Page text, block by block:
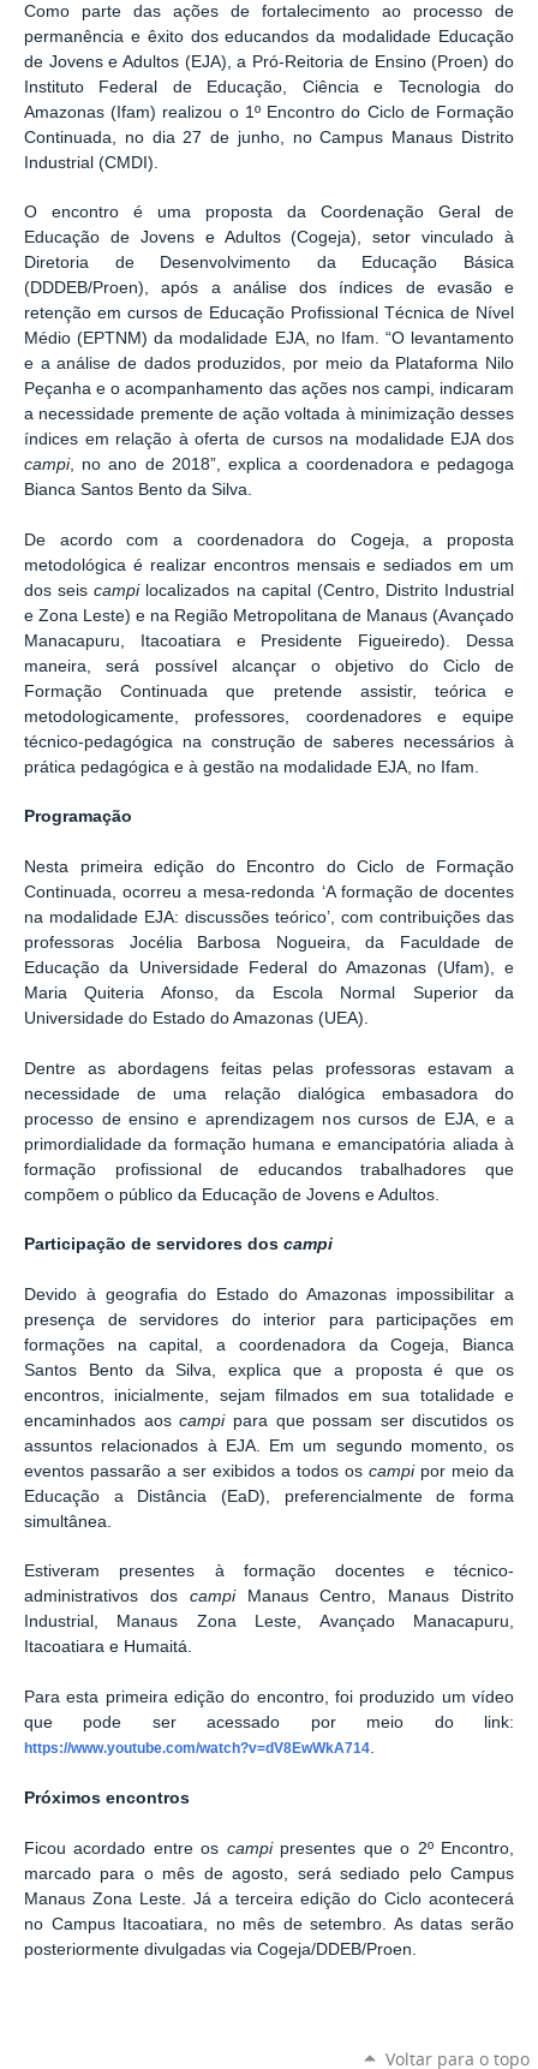
Como parte das ações de fortalecimento ao processo de
permanência e êxito dos educandos da modalidade Educação
de Jovens e Adultos (EJA), a Pró-Reitoria de Ensino (Proen) do
Instituto Federal de Educação, Ciência e Tecnologia do
Amazonas (Ifam) realizou o 1º Encontro do Ciclo de Formação
Continuada, no dia 27 de junho, no Campus Manaus Distrito
Industrial (CMDI).
O encontro é uma proposta da Coordenação Geral de
Educação de Jovens e Adultos (Cogeja), setor vinculado à
Diretoria de Desenvolvimento da Educação Básica
(DDDEB/Proen), após a análise dos índices de evasão e
retenção em cursos de Educação Profissional Técnica de Nível
Médio (EPTNM) da modalidade EJA, no Ifam. “O levantamento
e a análise de dados produzidos, por meio da Plataforma Nilo
Peçanha e o acompanhamento das ações nos campi, indicaram
a necessidade premente de ação voltada à minimização desses
índices em relação à oferta de cursos na modalidade EJA dos
campi, no ano de 2018”, explica a coordenadora e pedagoga
Bianca Santos Bento da Silva.
De acordo com a coordenadora do Cogeja, a proposta
metodológica é realizar encontros mensais e sediados em um
dos seis campilocalizados na capital (Centro, Distrito Industrial
e Zona Leste) e na Região Metropolitana de Manaus (Avançado
Manacapuru, Itacoatiara e Presidente Figueiredo). Dessa
maneira, será possível alcançar o objetivo do Ciclo de
Formação Continuada que pretende assistir, teórica e
metodologicamente, professores, coordenadores e equipe
técnico-pedagógica na construção de saberes necessários à
prática pedagógica e à gestão na modalidade EJA, no Ifam.
Programação
Nesta primeira edição do Encontro do Ciclo de Formação
Continuada, ocorreu a mesa-redonda ‘A formação de docentes
na modalidade EJA: discussões teórico’, com contribuições das
professoras Jocélia Barbosa Nogueira, da Faculdade de
Educação da Universidade Federal do Amazonas (Ufam), e
Maria Quiteria Afonso, da Escola Normal Superior da
Universidade do Estado do Amazonas (UEA).
Dentre as abordagens feitas pelas professoras estavam a
necessidade de uma relação dialógica embasadora do
processo de ensino e aprendizagem nos cursos de EJA, e a
primordialidade da formação humana e emancipatória aliada à
formação profissional de educandos trabalhadores que
compõem o público da Educação de Jovens e Adultos.
Participação de servidores dos campi
Devido à geografia do Estado do Amazonas impossibilitar a
presença de servidores do interior para participações em
formações na capital, a coordenadora da Cogeja, Bianca
Santos Bento da Silva, explica que a proposta é que os
encontros, inicialmente, sejam filmados em sua totalidade e
encaminhados aoscampi para que possam ser discutidos os
assuntos relacionados à EJA. Em um segundo momento, os
eventos passarão a ser exibidos a todos os campipor meio da
Educação a Distância (EaD), preferencialmente de forma
simultânea.
Estiveram presentes à formação docentes e técnico-
administrativos dos campiManaus Centro, Manaus Distrito
Industrial, Manaus Zona Leste, Avançado Manacapuru,
Itacoatiara e Humaitá.
Para esta primeira edição do encontro, foi produzido um vídeo
que pode ser acessado por meio do link:
https://www.youtube.com/watch?v=dV8EwWkA714
Próximos encontros
Ficou acordado entre os campipresentes que o 2º Encontro,
marcado para o mês de agosto, será sediado pelo Campus
Manaus Zona Leste. Já a terceira edição do Ciclo acontecerá
no Campus Itacoatiara, no mês de setembro. As datas serão
posteriormente divulgadas via Cogeja/DDEB/Proen.
Voltar para o topo